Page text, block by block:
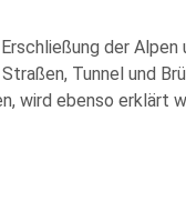
der
Tunnel und
wird ebenso erklärt